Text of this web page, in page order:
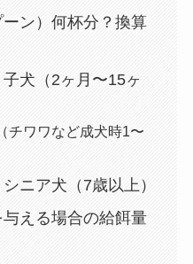
ン）何杯分？換算
犬（2ヶ月〜15ヶ
チワワなど成犬時1〜
ニア犬（7歳以上）
える場合の給餌量